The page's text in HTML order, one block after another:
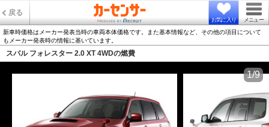
戻る
お気に入り メニュー
新車時価格はメーカー発表当時の車両本体価格です。また基本情報など、その他の項目について
もメーカー発表時の情報に基いています。
スバル フォレスター 2.0 XT 4WDの燃費
1/9